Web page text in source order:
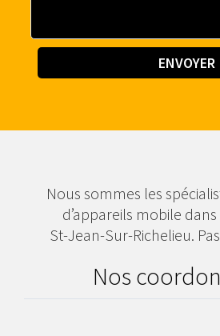
Nous sommes les
d’appareils mobile
St-Jean-Sur-Richelieu.
Nos